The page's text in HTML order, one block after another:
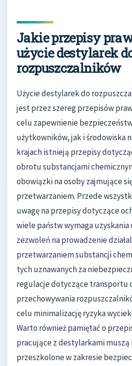
Jakie przepisy
użycie destylarek
rozpuszczalników
Użycie destylarek do
jest przez szereg przepisów
celu zapewnienie
użytkowników, jak i środowiska
krajach istnieją przepisy
obrotu substancjami
obowiązki na osoby zajmujące
przetwarzaniem. Przede
uwagę na przepisy dotyczące
wiele państw wymaga
zezwoleń na prowadzenie
przetwarzaniem substancji
tych uznawanych za
regulacje dotyczące transportu
przechowywania
celu minimalizację ryzyka
Warto również pamiętać o
pracujące z destylarkami
przeszkolone w zakresie